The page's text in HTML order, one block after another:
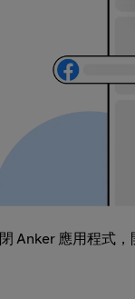
Anker 應用程式